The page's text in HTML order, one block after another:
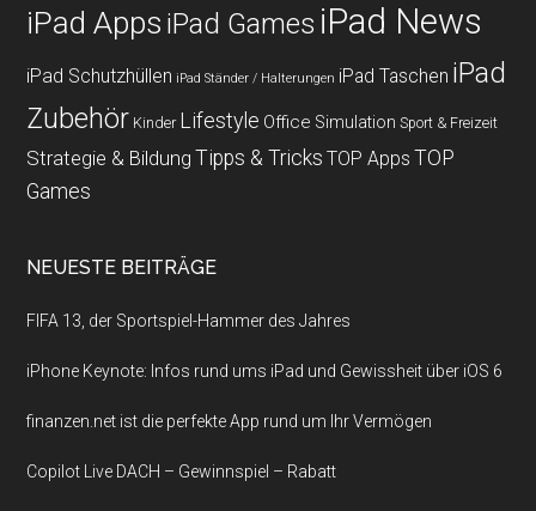
iPad Apps iPad Games iPad News
iPad Schutzhüllen iPad Ständer / Halterungen iPad Taschen iPad
Zubehör Kinder Lifestyle Office Simulation Sport & Freizeit
Strategie & Bildung Tipps & Tricks TOP Apps TOP
Games
NEUESTE BEITRÄGE
FIFA 13, der Sportspiel-Hammer des Jahres
iPhone Keynote: Infos rund ums iPad und Gewissheit über iOS 6
finanzen.net ist die perfekte App rund um Ihr Vermögen
Copilot Live DACH – Gewinnspiel – Rabatt